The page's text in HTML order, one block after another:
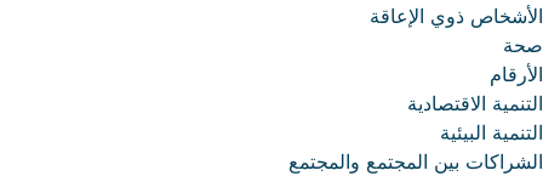
الأشخاص ذوي الإعاقة
صحة
الأرقام
التنمية الاقتصادية
التنمية البيئية
الشراكات بين المجتمع والمجتمع